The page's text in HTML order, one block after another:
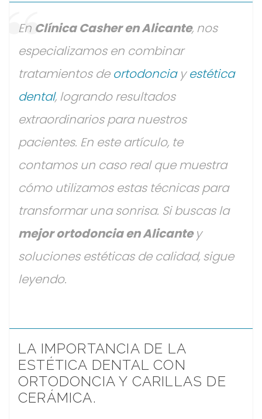
En Clínica Casher en Alicante, nos
especializamos en combinar
tratamientos de ortodoncia yestética
dental, logrando resultados
extraordinarios para nuestros
pacientes. En este artículo, te
contamos un caso real que muestra
cómo utilizamos estas técnicas para
transformar una sonrisa. Si buscas la
mejor ortodoncia en Alicantey
soluciones estéticas de calidad, sigue
leyendo.
LA IMPORTANCIA DE LA
ESTÉTICA DENTAL CON
ORTODONCIA Y CARILLAS DE
CERÁMICA.